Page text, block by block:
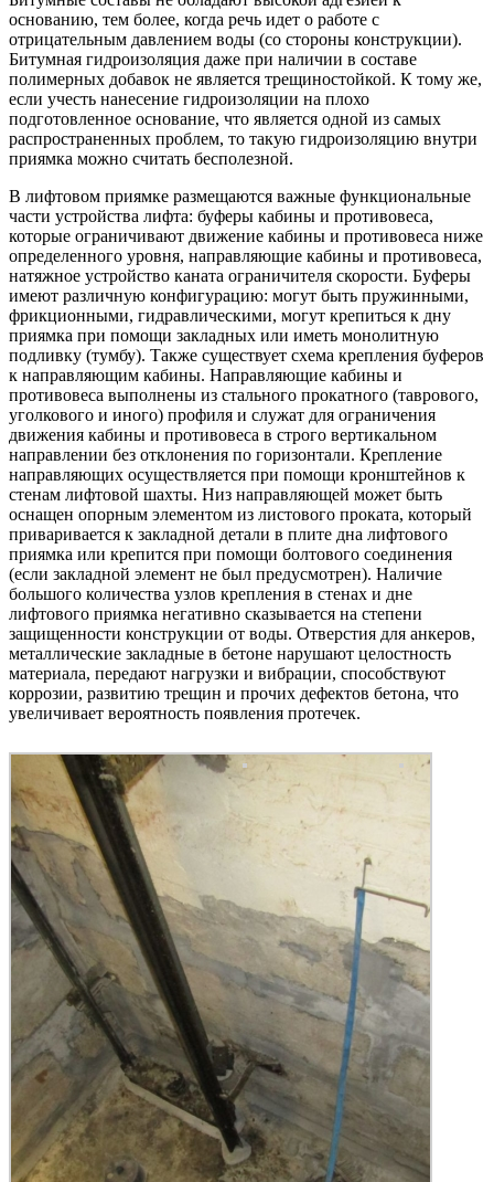
основанию, тем более, когда речь идет о работе с
отрицательным давлением воды (со стороны конструкции).
Битумная гидроизоляция даже при наличии в составе
полимерных добавок не является трещиностойкой. К тому же,
если учесть нанесение гидроизоляции на плохо
подготовленное основание, что является одной из самых
распространенных проблем, то такую гидроизоляцию внутри
приямка можно считать бесполезной.
В лифтовом приямке размещаются важные функциональные
части устройства лифта: буферы кабины и противовеса,
которые ограничивают движение кабины и противовеса ниже
определенного уровня, направляющие кабины и противовеса,
натяжное устройство каната ограничителя скорости. Буферы
имеют различную конфигурацию: могут быть пружинными,
фрикционными, гидравлическими, могут крепиться к дну
приямка при помощи закладных или иметь монолитную
подливку (тумбу). Также существует схема крепления буферов
к направляющим кабины. Направляющие кабины и
противовеса выполнены из стального прокатного (таврового,
уголкового и иного) профиля и служат для ограничения
движения кабины и противовеса в строго вертикальном
направлении без отклонения по горизонтали. Крепление
направляющих осуществляется при помощи кронштейнов к
стенам лифтовой шахты. Низ направляющей может быть
оснащен опорным элементом из листового проката, который
приваривается к закладной детали в плите дна лифтового
приямка или крепится при помощи болтового соединения
(если закладной элемент не был предусмотрен). Наличие
большого количества узлов крепления в стенах и дне
лифтового приямка негативно сказывается на степени
защищенности конструкции от воды. Отверстия для анкеров,
металлические закладные в бетоне нарушают целостность
материала, передают нагрузки и вибрации, способствуют
коррозии, развитию трещин и прочих дефектов бетона, что
увеличивает вероятность появления протечек.